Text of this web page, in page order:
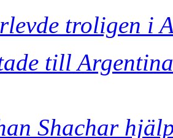
troligen i
till
Shachar